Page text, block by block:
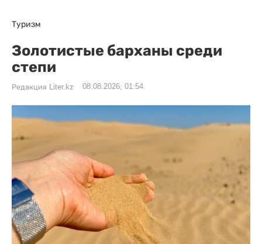
Туризм
Золотистые барханы среди
степи
Редакция Liter.kz 08.08.2026, 01:54